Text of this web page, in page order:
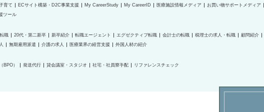
育て ECサイト構築・D2C事業支援 My CareerStudy My CareerID 医療施設情報メディア お買い物サポートメディア
ツール
職 20代・第二新卒 新卒紹介 転職エージェント エグゼクティブ転職 会計士の転職 税理士の求人・転職 顧問紹介
無期雇用派遣 介護の求人 医療業界の経営支援 外国人材の紹介
BPO） 発送代行 貸会議室・スタジオ 社宅・社員寮手配 リファレンスチェック